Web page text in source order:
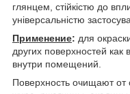
глянцем, стійкістю до
універсальністю
Применение: для
других поверхностей
внутри помещений.
Поверхность очищают от